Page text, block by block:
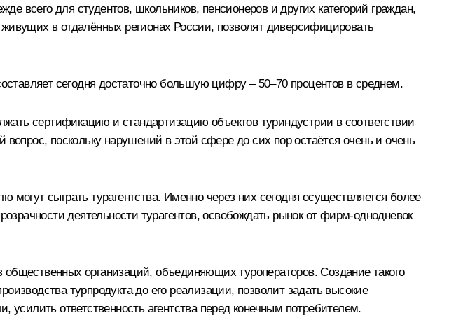
всего для студентов, школьников, пенсионеров и других категорий граждан,
в отдалённых регионах России, позволят диверсифицировать
сегодня достаточно большую цифру – 50–70 процентов в среднем.
сертификацию и стандартизацию объектов туриндустрии в соответствии
поскольку нарушений в этой сфере до сих пор остаётся очень и очень
сыграть турагентства. Именно через них сегодня осуществляется более
деятельности турагентов, освобождать рынок от фирм-однодневок
организаций, объединяющих туроператоров. Создание такого
турпродукта до его реализации, позволит задать высокие
ответственность агентства перед конечным потребителем.